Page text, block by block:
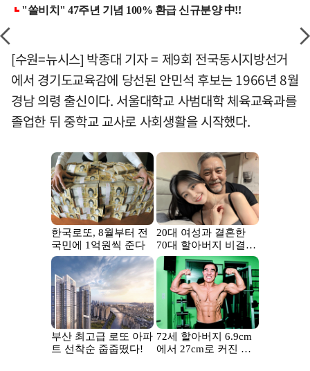
[수원=뉴시스] 박종대 기자 = 제9회 전국동시지방선거
에서 경기도교육감에 당선된 안민석 후보는 1966년 8월
경남 의령 출신이다. 서울대학교 사범대학 체육교육과를
졸업한 뒤 중학교 교사로 사회생활을 시작했다.